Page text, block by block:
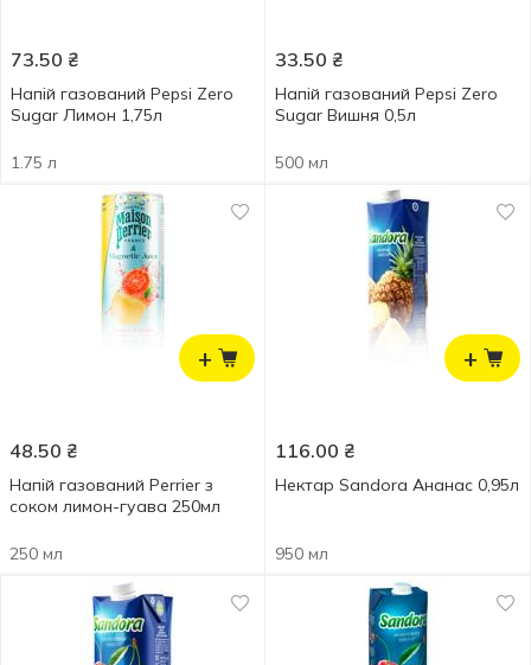
73.50 ₴
Напій газований Pepsi Zero
Sugar Лимон 1,75л
1.75 л
33.50 ₴
Напій газований Pepsi Zero
Sugar Вишня 0,5л
500 мл
+
48.50 ₴
Напій газований Perrier з
соком лимон-гуава 250мл
250 мл
+
116.00 ₴
Нектар Sandora Ананас 0,95л
950 мл